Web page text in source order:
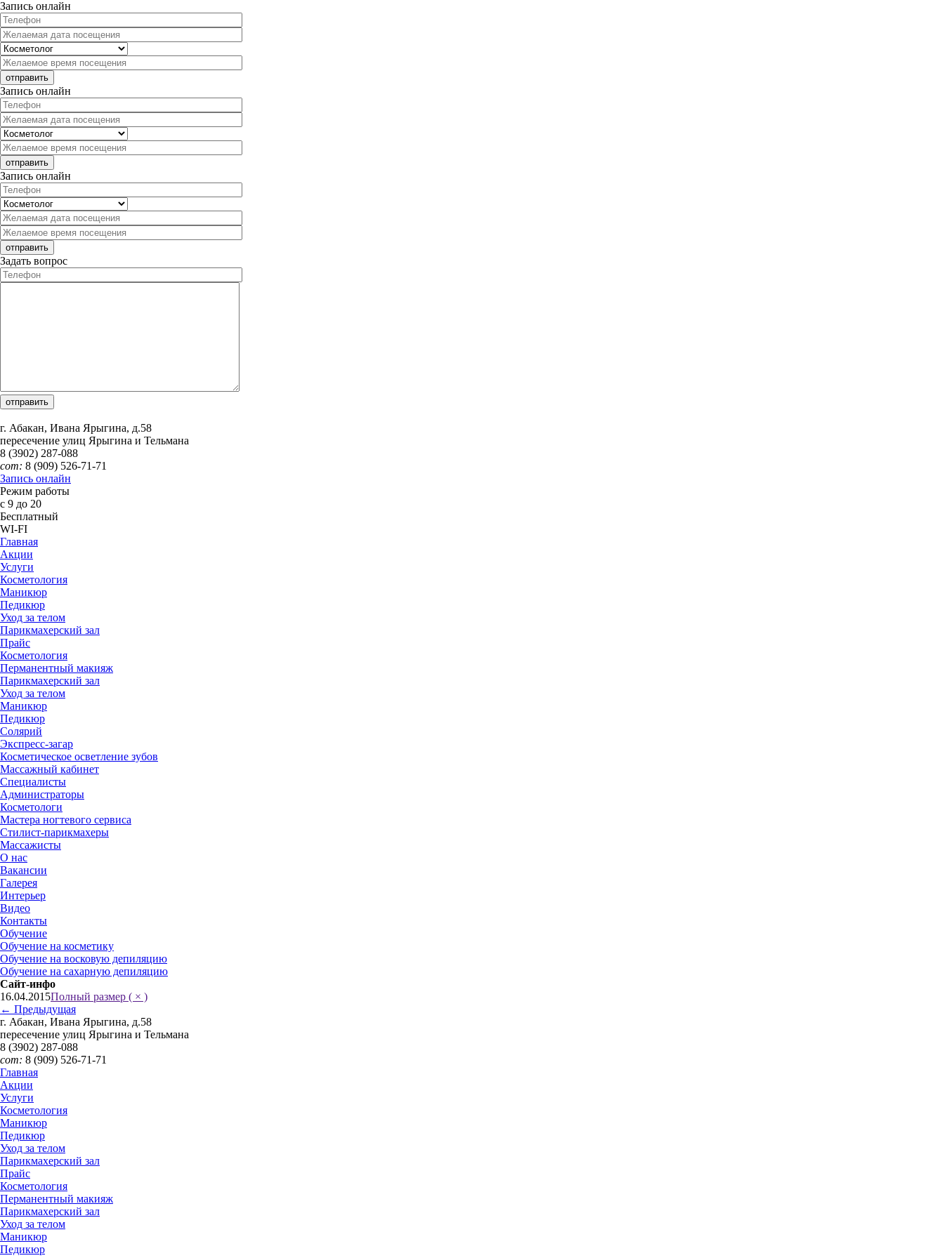
Запись онлайн
Запись онлайн
Запись онлайн
Задать вопрос
г. Абакан, Ивана Ярыгина, д.58
пересечение улиц Ярыгина и Тельмана
8 (3902) 287-088
сот: 8 (909) 526-71-71
Запись онлайн
Режим работы
с 9 до 20
Бесплатный
WI-FI
Главная
Акции
Услуги
Косметология
Маникюр
Педикюр
Уход за телом
Парикмахерский зал
Прайс
Косметология
Перманентный макияж
Парикмахерский зал
Уход за телом
Маникюр
Педикюр
Солярий
Экспресс-загар
Косметическое осветление зубов
Массажный кабинет
Специалисты
Администраторы
Косметологи
Мастера ногтевого сервиса
Стилист-парикмахеры
Массажисты
О нас
Вакансии
Галерея
Интерьер
Видео
Контакты
Обучение
Обучение на косметику
Обучение на восковую депиляцию
Обучение на сахарную депиляцию
Сайт-инфо
16.04.2015Полный размер ( × )
← Предыдущая
г. Абакан, Ивана Ярыгина, д.58
пересечение улиц Ярыгина и Тельмана
8 (3902) 287-088
сот: 8 (909) 526-71-71
Главная
Акции
Услуги
Косметология
Маникюр
Педикюр
Уход за телом
Парикмахерский зал
Прайс
Косметология
Перманентный макияж
Парикмахерский зал
Уход за телом
Маникюр
Педикюр